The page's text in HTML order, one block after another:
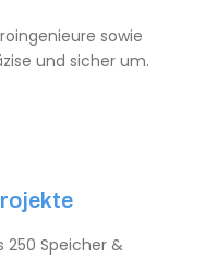
sowie
und sicher um.
250 Speicher &